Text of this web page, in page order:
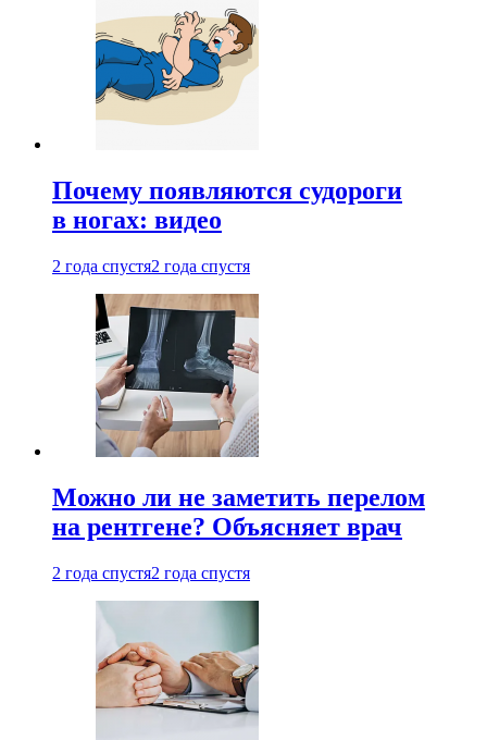
Почему появляются судороги
в ногах: видео
2 года спустя2 года спустя
Можно ли не заметить перелом
на рентгене? Объясняет врач
2 года спустя2 года спустя